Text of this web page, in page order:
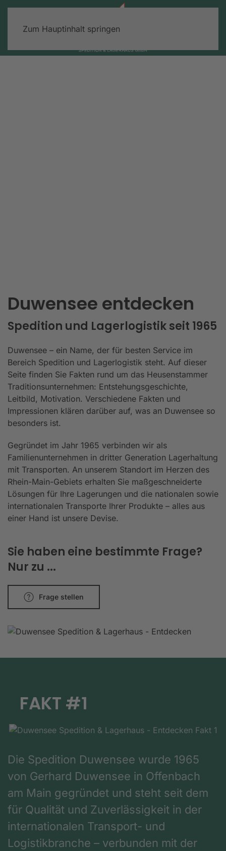
Zum Hauptinhalt springen
Duwensee entdecken
Spedition und Lagerlogistik seit 1965
Duwensee – ein Name, der für besten Service im
Bereich Spedition und Lagerlogistik steht. Auf dieser
Seite finden Sie Fakten rund um das Heusenstammer
Traditionsunternehmen: Entstehungsgeschichte,
Leitbild, Motivation. Verschiedene Fakten und
Impressionen klären darüber auf, was an Duwensee so
besonders ist.
Gegründet im Jahr 1965 verbinden wir als
Familienunternehmen in dritter Generation Lagerhaltung
mit Transporten. An unserem Standort im Herzen des
Rhein-Main-Gebiets erhalten Sie maßgeschneiderte
Lösungen für Ihre Lagerungen und die nationalen sowie
internationalen Transporte Ihrer Produkte – alles aus
einer Hand ist unsere Devise.
Sie haben eine bestimmte Frage?
Nur zu ...
Frage stellen
FAKT #1
Die Spedition Duwensee wurde 1965
von Gerhard Duwensee in Offenbach
am Main gegründet und steht seit dem
für Qualität und Zuverlässigkeit in der
internationalen Transport- und
Logistikbranche – verbunden mit der